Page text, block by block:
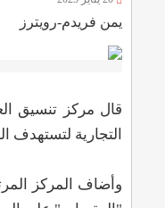
يمن فريدم-رويترز
قال مركز تنسيق
التجارية لتستهدف
وأضاف المركز